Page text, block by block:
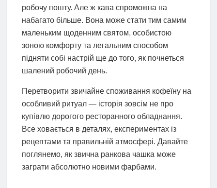
робочу пошту. Але ж кава спроможна на
набагато більше. Вона може стати тим самим
маленьким щоденним святом, особистою
зоною комфорту та легальним способом
підняти собі настрій ще до того, як почнеться
шалений робочий день.
Перетворити звичайне споживання кофеїну на
особливий ритуал — історія зовсім не про
купівлю дорогого ресторанного обладнання.
Все ховається в деталях, експериментах із
рецептами та правильній атмосфері. Давайте
поглянемо, як звична ранкова чашка може
заграти абсолютно новими фарбами.